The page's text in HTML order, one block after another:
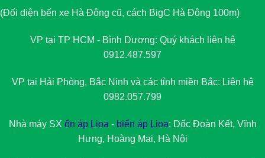
(Đối diện bến xe Hà Đông cũ, cách BigC Hà Đông 100m)
VP tại TP HCM - Bình Dương: Quý khách liên hệ
0912.487.597
VP tại Hải Phòng, Bắc Ninh và các tỉnh miền Bắc: Liên hệ
0982.057.799
Nhà máy SX ổn áp Lioa - biến áp Lioa: Dốc Đoàn Kết, Vĩnh
Hưng, Hoàng Mai, Hà Nội